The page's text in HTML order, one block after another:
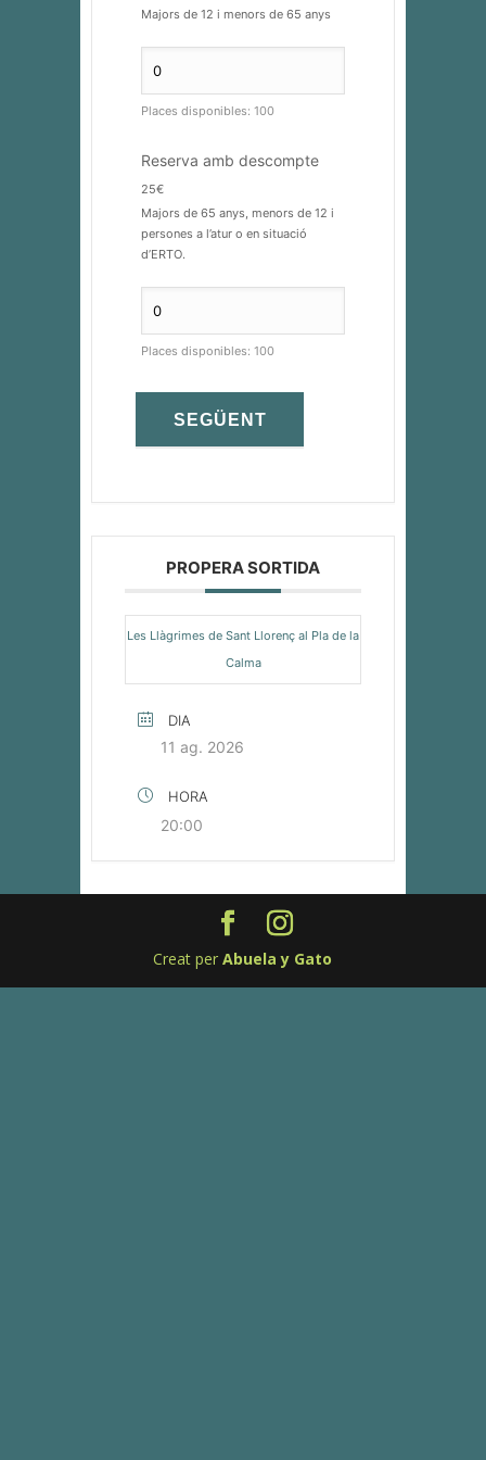
Majors de 12 i menors de 65 anys
Places disponibles: 100
Reserva amb descompte
25€
Majors de 65 anys, menors de 12 i
persones a l’atur o en situació
d’ERTO.
Places disponibles: 100
SEGÜENT
PROPERA SORTIDA
Les Llàgrimes de Sant Llorenç al Pla de la
Calma
DIA
11 ag. 2026
HORA
20:00
Creat perAbuela y Gato